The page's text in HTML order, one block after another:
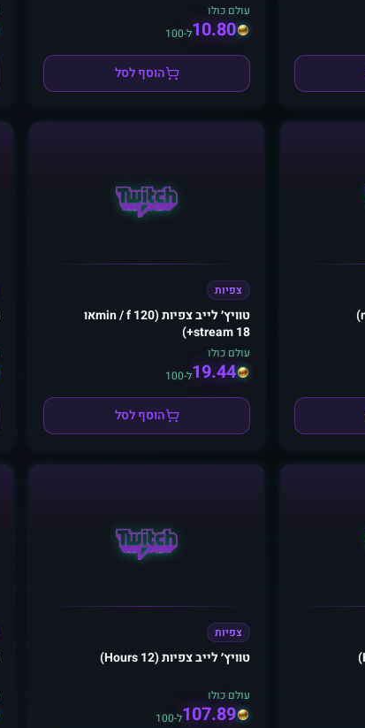
עולם כולו
10.80ל-100
הוסף לסל
צפיות
טוויץ׳ לייב צפיות (120 min / fאו
stream 18+)
עולם כולו
19.44ל-100
הוסף לסל
צפיות
טוויץ׳ לייב צפיות (12 Hours)
עולם כולו
107.89ל-100